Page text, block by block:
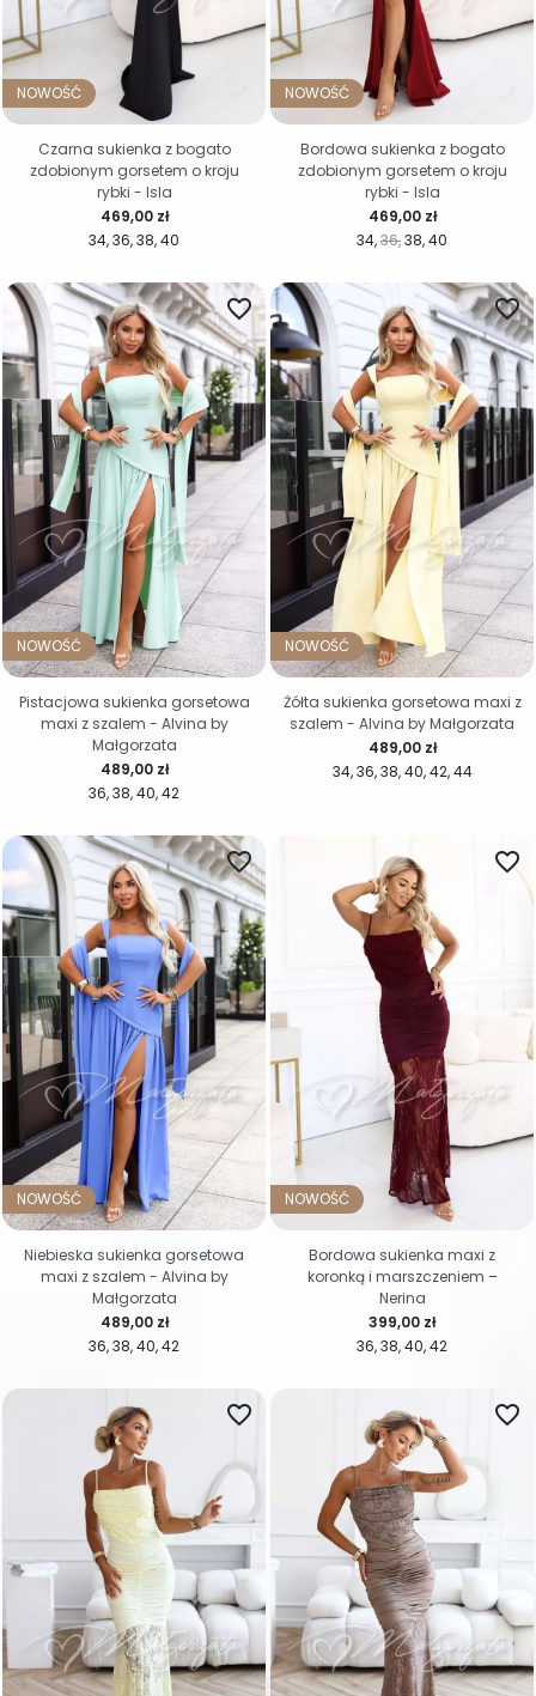
NOWOŚĆ
34 36 38 40
Cena
469,00 zł
Czarna sukienka z bogato
zdobionym gorsetem o kroju
rybki - Isla
NOWOŚĆ
34 36 38 40
Cena
469,00 zł
Bordowa sukienka z bogato
zdobionym gorsetem o kroju
rybki - Isla
NOWOŚĆ
36 38 40 42
favorite_border
Cena
489,00 zł
Pistacjowa sukienka gorsetowa
maxi z szalem - Alvina by
Małgorzata
NOWOŚĆ
34 36 38 40 42 44
favorite_border
Cena
489,00 zł
Żółta sukienka gorsetowa maxi z
szalem - Alvina by Małgorzata
NOWOŚĆ
36 38 40 42
favorite_border
Cena
489,00 zł
Niebieska sukienka gorsetowa
maxi z szalem - Alvina by
Małgorzata
NOWOŚĆ
36 38 40 42
favorite_border
Cena
399,00 zł
Bordowa sukienka maxi z
koronką i marszczeniem –
Nerina
favorite_border favorite_border